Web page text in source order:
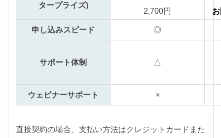
タープライズ)
2,700円
申し込みスピード ◎
サポート体制 △
ウェビナーサポート ×
直接契約の場合、支払い方法はクレジットカードまた